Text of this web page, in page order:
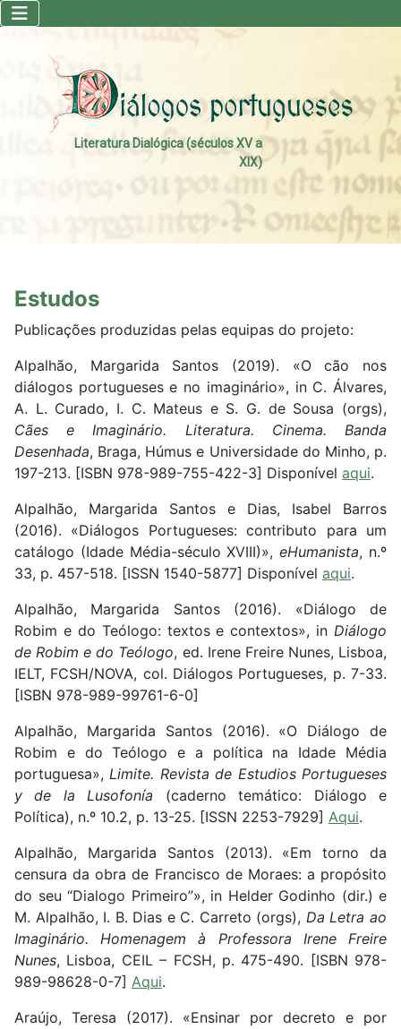
Literatura Dialógica (séculos XV a
XIX)
Estudos
Publicações produzidas pelas equipas do projeto:
Alpalhão, Margarida Santos (2019). «O cão nos
diálogos portugueses e no imaginário», in C. Álvares,
A. L. Curado, I. C. Mateus e S. G. de Sousa (orgs),
Cães e Imaginário. Literatura. Cinema. Banda
Desenhada, Braga, Húmus e Universidade do Minho, p.
197-213. [ISBN 978-989-755-422-3] Disponível aqui.
Alpalhão, Margarida Santos e Dias, Isabel Barros
(2016). «Diálogos Portugueses: contributo para um
catálogo (Idade Média-século XVIII)»,eHumanista, n.º
33, p. 457-518. [ISSN 1540-5877] Disponível aqui.
Alpalhão, Margarida Santos (2016). «Diálogo de
Robim e do Teólogo: textos e contextos», in Diálogo
de Robim e do Teólogo, ed. Irene Freire Nunes, Lisboa,
IELT, FCSH/NOVA, col. Diálogos Portugueses, p. 7-33.
[ISBN 978-989-99761-6-0]
Alpalhão, Margarida Santos (2016). «O Diálogo de
Robim e do Teólogo e a política na Idade Média
portuguesa»,Limite. Revista de Estudios Portugueses
y de la Lusofonía (caderno temático: Diálogo e
Política), n.º 10.2, p. 13-25. [ISSN 2253-7929] Aqui.
Alpalhão, Margarida Santos (2013). «Em torno da
censura da obra de Francisco de Moraes: a propósito
do seu “Dialogo Primeiro”», in Helder Godinho (dir.) e
M. Alpalhão, I. B. Dias e C. Carreto (orgs), Da Letra ao
Imaginário. Homenagem à Professora Irene Freire
Nunes, Lisboa, CEIL – FCSH, p. 475-490. [ISBN 978-
989-98628-0-7] Aqui.
Araújo, Teresa (2017). «Ensinar por decreto e por